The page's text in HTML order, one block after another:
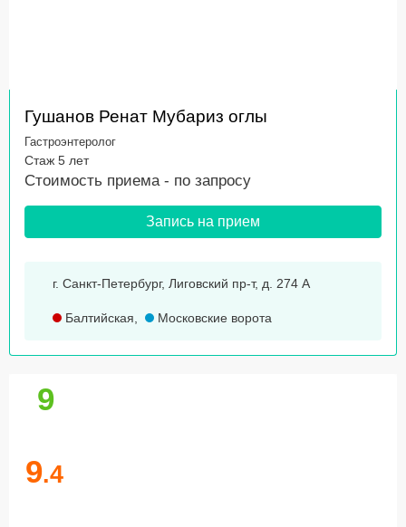
Гушанов Ренат Мубариз оглы
Гастроэнтеролог
Стаж 5 лет
Стоимость приема - по запросу
Запись на прием
г. Санкт-Петербург, Лиговский пр-т, д. 274 А
Балтийская, Московские ворота
9
9.4